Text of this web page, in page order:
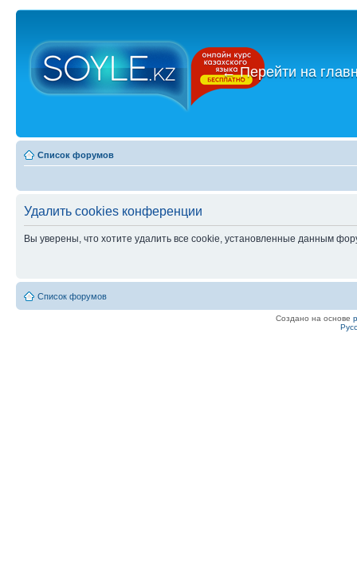
←Перейти на
Список форумов
Удалить cookies конференции
Вы уверены, что хотите удалить все cookie, установленные данным
Список форумов
Создано на основе